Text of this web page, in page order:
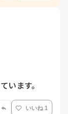
います。
いいね 1